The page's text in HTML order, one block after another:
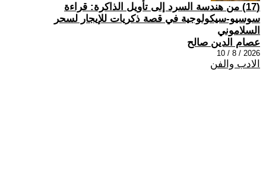
(17) من هندسة السرد إلى تأويل الذاكرة: قراءة
سوسيو-سيكولوجية في قصة ذكريات للإيجار لسحر
السلاموني
عصام الدين صالح
2026 / 8 / 10
الادب والفن